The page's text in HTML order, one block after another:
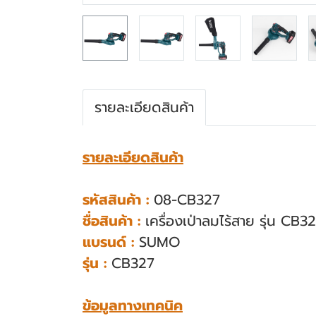
รายละเอียดสินค้า
รายละเอียดสินค้า
รหัสสินค้า : 08-CB327
ชื่อสินค้า : เครื่องเป่าลมไร้สาย รุ่น
แบรนด์ : SUMO
รุ่น : CB327
ข้อมูลทางเทคนิค